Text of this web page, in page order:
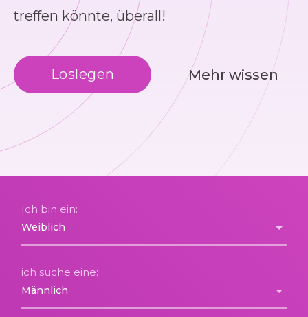
treffen könnte, überall!
Loslegen Mehr wissen
Ich bin ein:
ich suche eine: